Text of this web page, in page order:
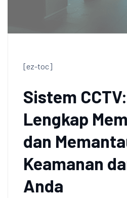
[ez-toc]
Sistem
Lengkap
dan
Keamanan
Anda